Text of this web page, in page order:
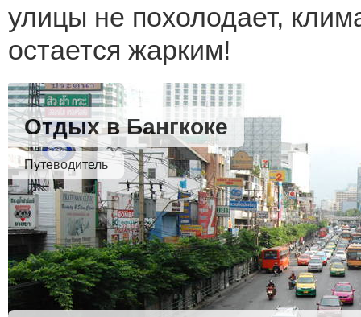
улицы не похолодает,
остается жарким!
Отдых в Бангкоке
Путеводитель